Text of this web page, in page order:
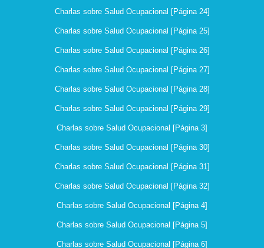
Charlas sobre Salud Ocupacional [Página 24]
Charlas sobre Salud Ocupacional [Página 25]
Charlas sobre Salud Ocupacional [Página 26]
Charlas sobre Salud Ocupacional [Página 27]
Charlas sobre Salud Ocupacional [Página 28]
Charlas sobre Salud Ocupacional [Página 29]
Charlas sobre Salud Ocupacional [Página 3]
Charlas sobre Salud Ocupacional [Página 30]
Charlas sobre Salud Ocupacional [Página 31]
Charlas sobre Salud Ocupacional [Página 32]
Charlas sobre Salud Ocupacional [Página 4]
Charlas sobre Salud Ocupacional [Página 5]
Charlas sobre Salud Ocupacional [Página 6]